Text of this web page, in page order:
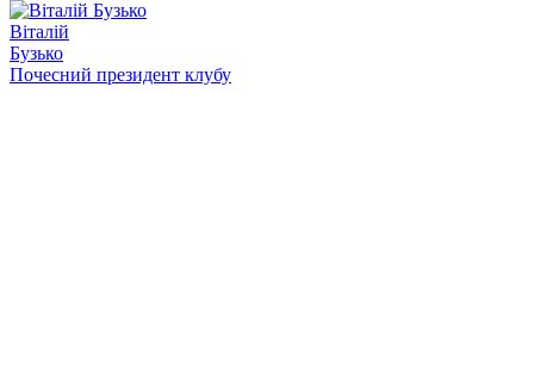
Віталій
Бузько
Почесний президент клубу